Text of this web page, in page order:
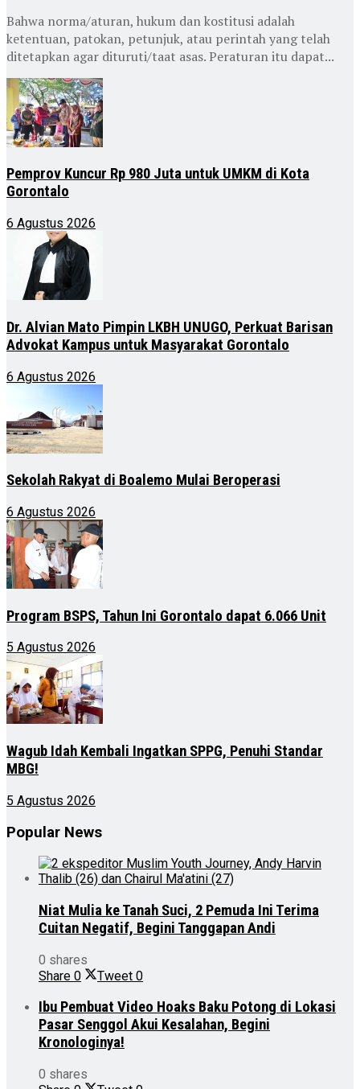
Bahwa norma/aturan, hukum dan kostitusi adalah
ketentuan, patokan, petunjuk, atau perintah yang telah
ditetapkan agar dituruti/taat asas. Peraturan itu dapat...
Pemprov Kuncur Rp 980 Juta untuk UMKM di Kota
Gorontalo
6 Agustus 2026
Dr. Alvian Mato Pimpin LKBH UNUGO, Perkuat Barisan
Advokat Kampus untuk Masyarakat Gorontalo
6 Agustus 2026
Sekolah Rakyat di Boalemo Mulai Beroperasi
6 Agustus 2026
Program BSPS, Tahun Ini Gorontalo dapat 6.066 Unit
5 Agustus 2026
Wagub Idah Kembali Ingatkan SPPG, Penuhi Standar
MBG!
5 Agustus 2026
Popular News
Niat Mulia ke Tanah Suci, 2 Pemuda Ini Terima
Cuitan Negatif, Begini Tanggapan Andi
0 shares
Share 0 Tweet 0
Ibu Pembuat Video Hoaks Baku Potong di Lokasi
Pasar Senggol Akui Kesalahan, Begini
Kronologinya!
0 shares